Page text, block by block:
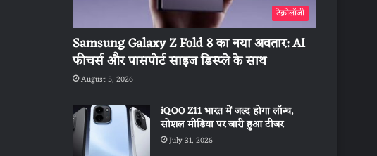
टेक्नोलॉजी
Samsung Galaxy Z Fold 8 का नया अवतार: AI
फीचर्स और पासपोर्ट साइज डिस्प्ले के साथ
August 5, 2026
iQOO Z11 भारत में जल्द होगा लॉन्च,
सोशल मीडिया पर जारी हुआ टीजर
July 31, 2026